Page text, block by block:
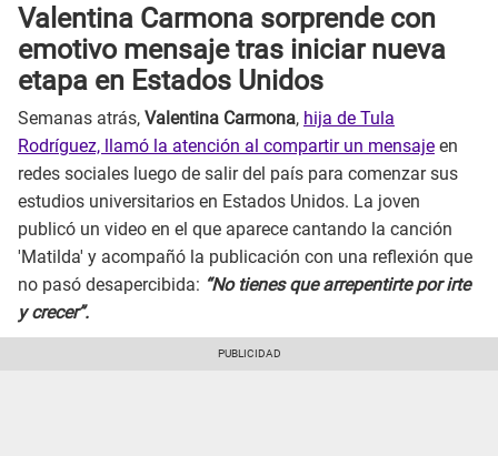
Valentina Carmona sorprende con
emotivo mensaje tras iniciar nueva
etapa en Estados Unidos
Semanas atrás, Valentina Carmona, hija de Tula
Rodríguez, llamó la atención al compartir un mensaje en
redes sociales luego de salir del país para comenzar sus
estudios universitarios en Estados Unidos. La joven
publicó un video en el que aparece cantando la canción
'Matilda' y acompañó la publicación con una reflexión que
no pasó desapercibida: “No tienes que arrepentirte por irte
y crecer”.